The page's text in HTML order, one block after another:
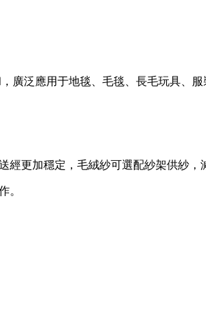
廣泛應用于地毯、毛毯、長毛玩具、服
更加穩定，毛絨紗可選配紗架供紗，
。